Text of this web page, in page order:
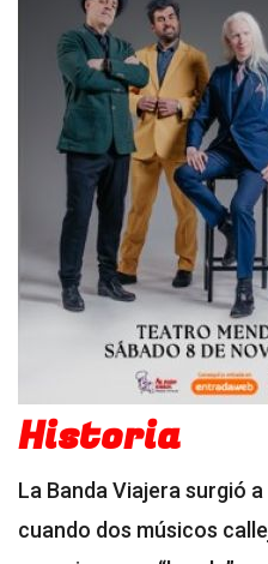
Historia
La Banda Viajera surgió
cuando dos músicos